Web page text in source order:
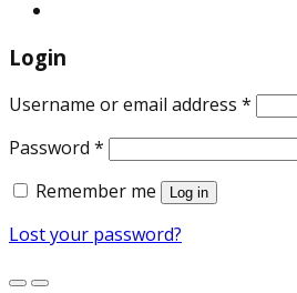
Login
Username or email address *
Password *
Remember me
Log in
Lost your password?